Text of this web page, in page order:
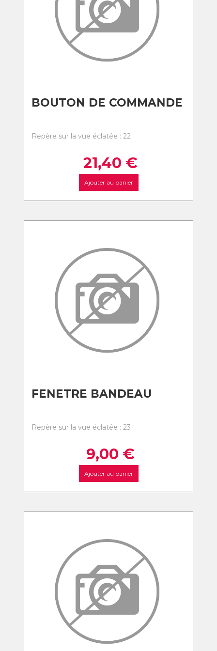
BOUTON DE COMMANDE
Repère sur la vue éclatée : 22
21,40 €
Ajouter au panier
FENETRE BANDEAU
Repère sur la vue éclatée : 23
9,00 €
Ajouter au panier